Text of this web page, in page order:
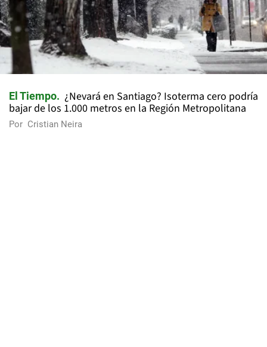
El Tiempo
¿Nevará en Santiago? Isoterma cero podría
bajar de los 1.000 metros en la Región Metropolitana
Por Cristian Neira